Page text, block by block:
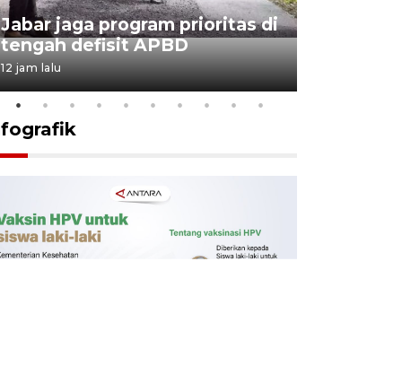
Jabar jaga program prioritas di
tengah defisit APBD
12 jam lalu